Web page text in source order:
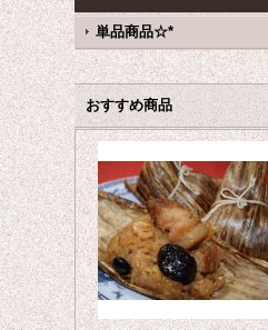
単品商品☆*
おすすめ商品